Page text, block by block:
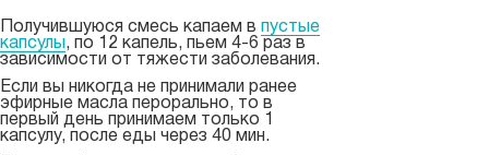
Получившуюся смесь капаем в пустые
капсулы , по 12 капель, пьем 4-6 раз в
зависимости от тяжести заболевания.
Если вы никогда не принимали ранее
эфирные масла перорально, то в
первый день принимаем только 1
капсулу, после еды через 40 мин.